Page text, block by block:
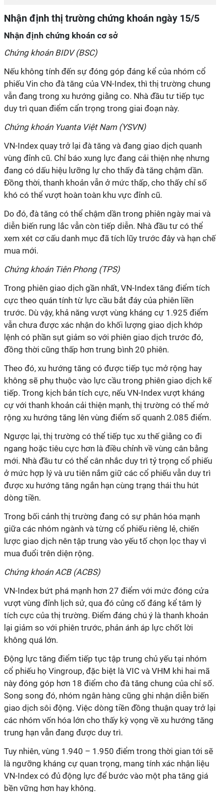
Nhận định thị trường chứng khoán ngày 15/5
Nhận định chứng khoán cơ sở
Chứng khoán BIDV (BSC)
Nếu không tính đến sự đóng góp đáng kể của nhóm cổ
phiếu Vin cho đà tăng của VN-Index, thì thị trường chung
vẫn đang trong xu hướng giằng co. Nhà đầu tư tiếp tục
duy trì quan điểm cẩn trọng trong giai đoạn này.
Chứng khoán Yuanta Việt Nam (YSVN)
VN-Index quay trở lại đà tăng và đang giao dịch quanh
vùng đỉnh cũ. Chỉ báo xung lực đang cải thiện nhẹ nhưng
đang có dấu hiệu lưỡng lự cho thấy đà tăng chậm dần.
Đồng thời, thanh khoản vẫn ở mức thấp, cho thấy chỉ số
khó có thể vượt hoàn toàn khu vực đỉnh cũ.
Do đó, đà tăng có thể chậm dần trong phiên ngày mai và
diễn biến rung lắc vẫn còn tiếp diễn. Nhà đầu tư có thể
xem xét cơ cấu danh mục đã tích lũy trước đây và hạn chế
mua mới.
Chứng khoán Tiên Phong (TPS)
Trong phiên giao dịch gần nhất, VN-Index tăng điểm tích
cực theo quán tính từ lực cầu bắt đáy của phiên liền
trước. Dù vậy, khả năng vượt vùng kháng cự 1.925 điểm
vẫn chưa được xác nhận do khối lượng giao dịch khớp
lệnh có phần sụt giảm so với phiên giao dịch trước đó,
đồng thời cũng thấp hơn trung bình 20 phiên.
Theo đó, xu hướng tăng có được tiếp tục mở rộng hay
không sẽ phụ thuộc vào lực cầu trong phiên giao dịch kế
tiếp. Trong kịch bản tích cực, nếu VN-Index vượt kháng
cự với thanh khoản cải thiện mạnh, thị trường có thể mở
rộng xu hướng tăng lên vùng điểm số quanh 2.085 điểm.
Ngược lại, thị trường có thể tiếp tục xu thế giằng co đi
ngang hoặc tiêu cực hơn là điều chỉnh về vùng cân bằng
mới. Nhà đầu tư có thể cân nhắc duy trì tỷ trọng cổ phiếu
ở mức hợp lý và ưu tiên nắm giữ các cổ phiếu vẫn duy trì
được xu hướng tăng ngắn hạn cùng trạng thái thu hút
dòng tiền.
Trong bối cảnh thị trường đang có sự phân hóa mạnh
giữa các nhóm ngành và từng cổ phiếu riêng lẻ, chiến
lược giao dịch nên tập trung vào yếu tố chọn lọc thay vì
mua đuổi trên diện rộng.
Chứng khoán ACB (ACBS)
VN-Index bứt phá mạnh hơn 27 điểm với mức đóng cửa
vượt vùng đỉnh lịch sử, qua đó củng cố đáng kể tâm lý
tích cực của thị trường. Điểm đáng chú ý là thanh khoản
lại giảm so với phiên trước, phản ánh áp lực chốt lời
không quá lớn.
Động lực tăng điểm tiếp tục tập trung chủ yếu tại nhóm
cổ phiếu họ Vingroup, đặc biệt là VIC và VHM khi hai mã
này đóng góp hơn 18 điểm cho đà tăng chung của chỉ số.
Song song đó, nhóm ngân hàng cũng ghi nhận diễn biến
giao dịch sôi động. Việc dòng tiền đồng thuận quay trở lại
các nhóm vốn hóa lớn cho thấy kỳ vọng về xu hướng tăng
trung hạn vẫn đang được duy trì.
Tuy nhiên, vùng 1.940 – 1.950 điểm trong thời gian tới sẽ
là ngưỡng kháng cự quan trọng, mang tính xác nhận liệu
VN-Index có đủ động lực để bước vào một pha tăng giá
bền vững hơn hay không.